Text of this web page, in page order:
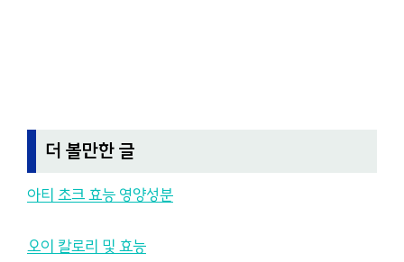
더 볼만한 글
아티 초크 효능 영양성분
오이 칼로리 및 효능